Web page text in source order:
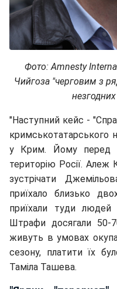
Фото: Amnesty
Чийгоза "черговим з
незгодних
"Наступний кейс -
кримськотатарського
у Крим. Йому перед
територію Росії. Алеж
зустрічати
приїхало близько
приїхали туди
Штрафи досягали 50-
живуть в умовах
сезону, платити їх
Таміла Ташева.